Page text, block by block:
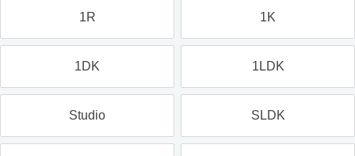
1R 1K
1DK 1LDK
Studio SLDK